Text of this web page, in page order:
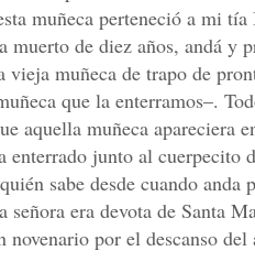
muñeca perteneció a mi
de diez años, andá y
muñeca de trapo de
que la enterramos–.
aquella muñeca apareciera
enterrado junto al cuerpecito
sabe desde cuando anda
era devota de Santa
novenario por el descanso